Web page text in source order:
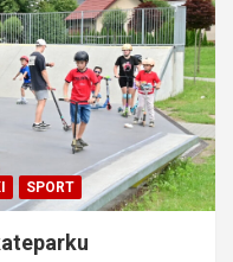
SPORT